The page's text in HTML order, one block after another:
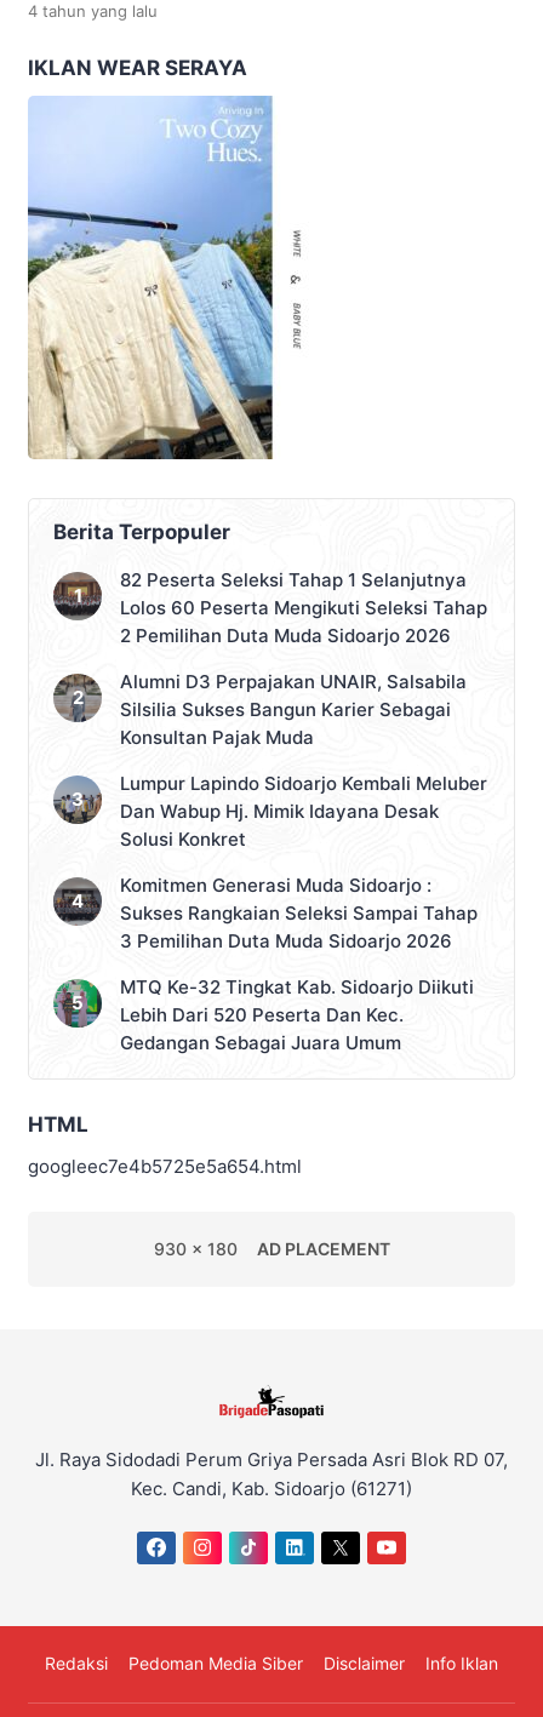
Jumat, 9 Desember di Sparks Life
hadir dalam pelantikan tersebut antara
Kementerian Agama (Kemenag),
Kejaksaan Agung (Kejagung RI),
Gubernur Jawa Timur, Gubernur Nusa
4 tahun yang lalu
IKLAN WEAR SERAYA
Berita Terpopuler
82 Peserta Seleksi Tahap 1 Selanjutnya
Lolos 60 Peserta Mengikuti Seleksi Tahap
2 Pemilihan Duta Muda Sidoarjo 2026
Alumni D3 Perpajakan UNAIR, Salsabila
Silsilia Sukses Bangun Karier Sebagai
Konsultan Pajak Muda
Lumpur Lapindo Sidoarjo Kembali Meluber
Dan Wabup Hj. Mimik Idayana Desak
Solusi Konkret
Komitmen Generasi Muda Sidoarjo :
Sukses Rangkaian Seleksi Sampai Tahap
3 Pemilihan Duta Muda Sidoarjo 2026
MTQ Ke-32 Tingkat Kab. Sidoarjo Diikuti
Lebih Dari 520 Peserta Dan Kec.
Gedangan Sebagai Juara Umum
HTML
googleec7e4b5725e5a654.html
930 x 180 AD PLACEMENT
Jl. Raya Sidodadi Perum Griya Persada Asri Blok RD 07,
Kec. Candi, Kab. Sidoarjo (61271)
Redaksi Pedoman Media Siber Disclaimer Info Iklan